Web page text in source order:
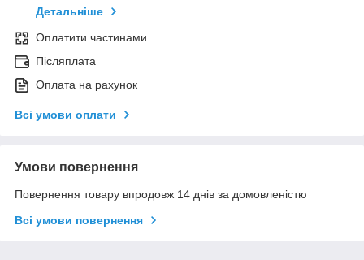
Детальніше
Оплатити частинами
Післяплата
Оплата на рахунок
Всі умови оплати
Умови повернення
Повернення товару впродовж 14 днів за домовленістю
Всі умови повернення